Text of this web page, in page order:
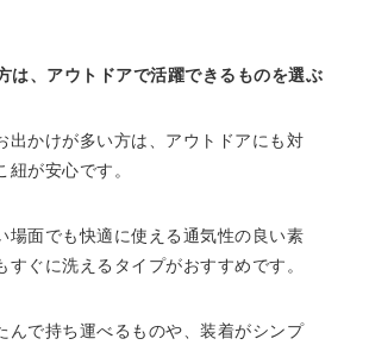
は、アウトドアで活躍できるものを選ぶ
出かけが多い方は、アウトドアにも対
紐が安心です。
場面でも快適に使える通気性の良い素
すぐに洗えるタイプがおすすめです。
んで持ち運べるものや、装着がシンプ